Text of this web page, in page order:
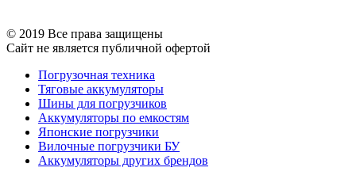
© 2019 Все права защищены
Сайт не является публичной офертой
Погрузочная техника
Тяговые аккумуляторы
Шины для погрузчиков
Аккумуляторы по емкостям
Японские погрузчики
Вилочные погрузчики БУ
Аккумуляторы других брендов